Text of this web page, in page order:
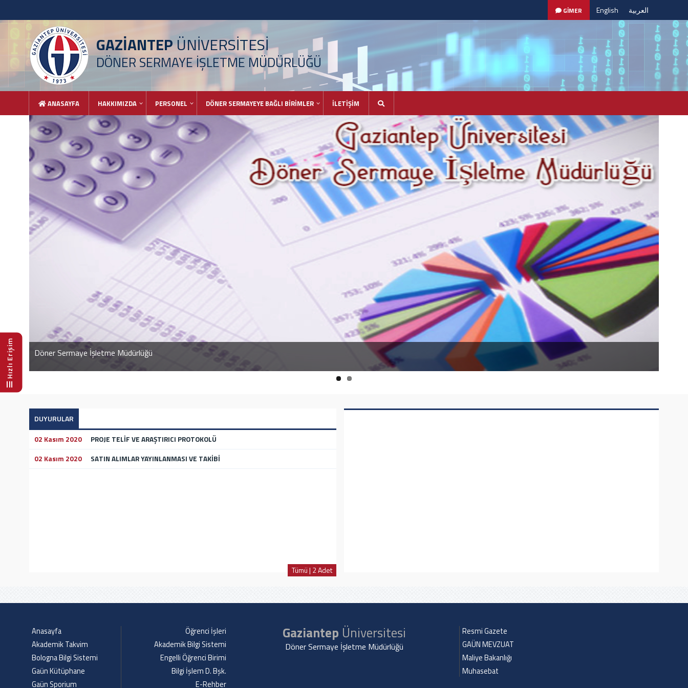
Hızlı Erişim
GİMER English العربية
GAZİANTEPÜNİVERSİTESİ
DÖNER SERMAYE İŞLETME MÜDÜRLÜĞÜ
ANASAYFA HAKKIMIZDA PERSONEL DÖNER SERMAYEYE BAĞLI BİRİMLER İLETİŞİM
Döner Sermaye İşletme Müdürlüğü
Atamızın Ebediyete İntikalinin 82. Yılında Saygı ve Özlemle Anıyoruz
DUYURULAR
02 Kasım 2020
PROJE TELİF VE ARAŞTIRICI PROTOKOLÜ
02 Kasım 2020
SATIN ALIMLAR YAYINLANMASI VE TAKİBİ
Tümü | 2 Adet
Anasayfa
Akademik Takvim
Bologna Bilgi Sistemi
Gaün Kütüphane
Gaün Sporium
Öğrenci İşleri
Akademik Bilgi Sistemi
Engelli Öğrenci Birimi
Bilgi İşlem D. Bşk.
E-Rehber
Gaziantep Üniversitesi
Döner Sermaye İşletme Müdürlüğü
Resmi Gazete
GAÜN MEVZUAT
Maliye Bakanlığı
Muhasebat